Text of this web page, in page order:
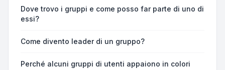
Dove trovo i gruppi e come posso far parte di uno di
essi?
Come divento leader di un gruppo?
Perché alcuni gruppi di utenti appaiono in colori